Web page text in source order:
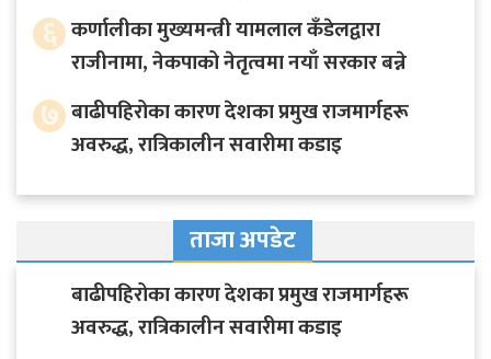
६ कर्णालीका मुख्यमन्त्री यामलाल कँडेलद्वारा
राजीनामा, नेकपाको नेतृत्वमा नयाँ सरकार बन्ने
७ बाढीपहिरोका कारण देशका प्रमुख राजमार्गहरू
अवरुद्ध, रात्रिकालीन सवारीमा कडाइ
ताजा अपडेट
बाढीपहिरोका कारण देशका प्रमुख राजमार्गहरू
अवरुद्ध, रात्रिकालीन सवारीमा कडाइ